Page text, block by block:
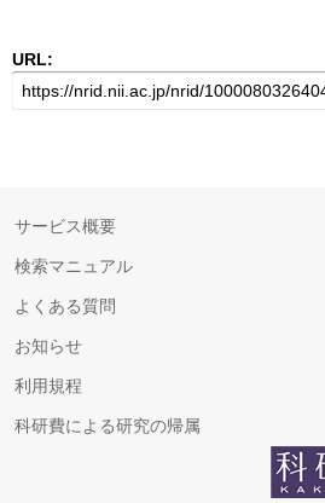
URL:
サービス概要
検索マニュアル
よくある質問
お知らせ
利用規程
科研費による研究の帰属